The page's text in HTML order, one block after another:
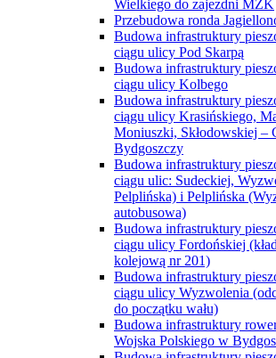
Wielkiego do zajezdni MZK
Przebudowa ronda
Budowa infrastruktury
ciągu ulicy Pod Skarpą
Budowa infrastruktury
ciągu ulicy Kolbego
Budowa infrastruktury
ciągu ulicy Krasińskiego,
Moniuszki, Skłodowskiej –
Bydgoszczy
Budowa infrastruktury
ciągu ulic: Sudeckiej,
Pelplińska) i Pelplińska
autobusowa)
Budowa infrastruktury
ciągu ulicy Fordońskiej
kolejową nr 201)
Budowa infrastruktury
ciągu ulicy Wyzwolenia
do początku wału)
Budowa infrastruktury
Wojska Polskiego w